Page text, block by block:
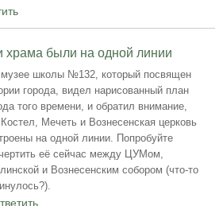
храма были на одной линии
школы №132, который посвящен
города, видел нарисованный план
того времени, и обратил внимание,
Мечеть и Вознесенская церковь
на одной линии. Попробуйте
её сейчас между ЦУМом,
и Вознесенским собором (что-то